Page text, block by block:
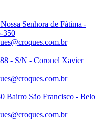
Senhora de Fátima -
350
- S/N - Coronel Xavier
Bairro São Francisco - Belo